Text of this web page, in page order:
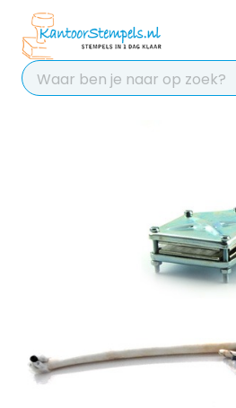
Chat 24/7 met
voor hulp
Contact